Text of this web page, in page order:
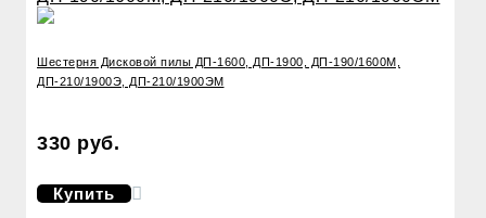
Шестерня Дисковой пилы ДП-1600, ДП-1900, ДП-190/1600М,
ДП-210/1900Э, ДП-210/1900ЭМ
330 руб.
Купить